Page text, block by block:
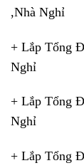
,Nhà Nghỉ
+ Lắp Tổng
Nghỉ
+ Lắp Tổng
Nghỉ
+ Lắp Tổng